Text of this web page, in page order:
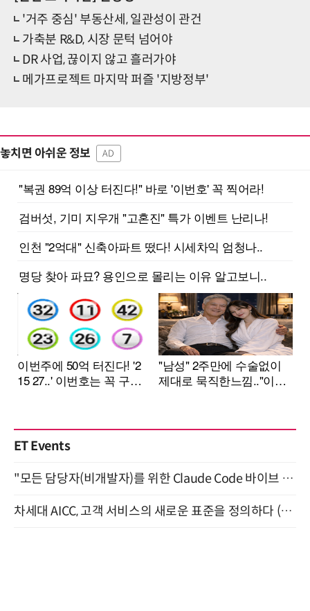
'거주 중심' 부동산세, 일관성이 관건
가축분 R&D, 시장 문턱 넘어야
DR 사업, 끊이지 않고 흘러가야
메가프로젝트 마지막 퍼즐 '지방정부'
놓치면 아쉬운 정보 AD
ET Events
"모든 담당자(비개발자)를 위한 Claude Code 바이브 코딩 2-day 부트캠프" 9월 16~17일 개최
차세대 AICC, 고객 서비스의 새로운 표준을 정의하다 (9/9)